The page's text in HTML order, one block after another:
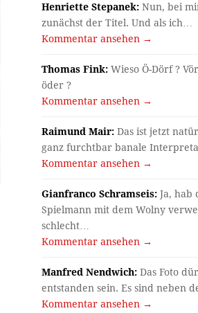
Henriette Stepanek: Nun, bei
zunächst der Titel. Und als ich…
Kommentar ansehen →
Thomas Fink: Wieso Ö-Dörf ?
öder ?
Kommentar ansehen →
Raimund Mair: Das ist jetzt
ganz furchtbar banale
Kommentar ansehen →
Gianfranco Schramseis: Ja, hab
Spielmann mit dem Wolny
schlecht…
Kommentar ansehen →
Manfred Nendwich: Das Foto
entstanden sein. Es sind neben
Kommentar ansehen →